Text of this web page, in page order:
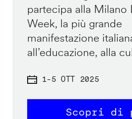
partecipa alla Milano
Week, la più grande
manifestazione
all’educazione, alla
1-5 OTT 2025
Scopri di